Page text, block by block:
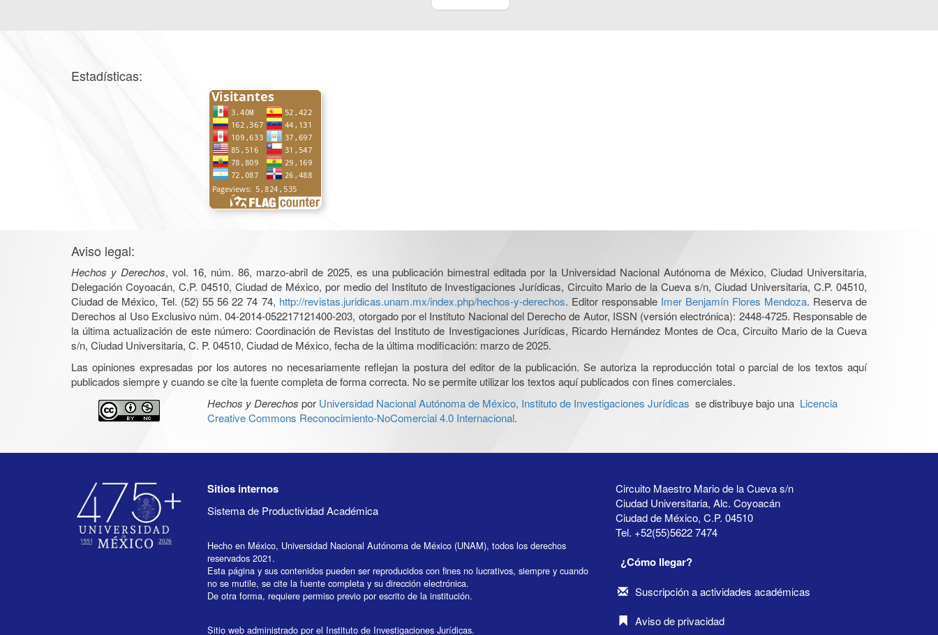
Estadísticas:
Aviso legal:
Hechos y Derechos, vol. 16, núm. 86, marzo-abril de 2025, es una publicación bimestral editada por la Universidad Nacional Autónoma de México, Ciudad Universitaria,
Delegación Coyoacán, C.P. 04510, Ciudad de México, por medio del Instituto de Investigaciones Jurídicas, Circuito Mario de la Cueva s/n, Ciudad Universitaria, C.P. 04510,
Ciudad de México, Tel. (52) 55 56 22 74 74, http://revistas.juridicas.unam.mx/index.php/hechos-y-derechos. Editor responsable Imer Benjamín Flores Mendoza. Reserva de
Derechos al Uso Exclusivo núm. 04-2014-052217121400-203, otorgado por el Instituto Nacional del Derecho de Autor, ISSN (versión electrónica): 2448-4725. Responsable de
la última actualización de este número: Coordinación de Revistas del Instituto de Investigaciones Jurídicas, Ricardo Hernández Montes de Oca, Circuito Mario de la Cueva
s/n, Ciudad Universitaria, C. P. 04510, Ciudad de México, fecha de la última modificación: marzo de 2025.
Las opiniones expresadas por los autores no necesariamente reflejan la postura del editor de la publicación. Se autoriza la reproducción total o parcial de los textos aquí
publicados siempre y cuando se cite la fuente completa de forma correcta. No se permite utilizar los textos aquí publicados con fines comerciales.
Hechos y Derechos por Universidad Nacional Autónoma de México, Instituto de Investigaciones Jurídicas se distribuye bajo una Licencia
Creative Commons Reconocimiento-NoComercial 4.0 Internacional.
Sitios internos
Sistema de Productividad Académica
Hecho en México, Universidad Nacional Autónoma de México (UNAM), todos los derechos
reservados 2021.
Esta página y sus contenidos pueden ser reproducidos con fines no lucrativos, siempre y cuando
no se mutile, se cite la fuente completa y su dirección electrónica.
De otra forma, requiere permiso previo por escrito de la institución.
Sitio web administrado por el Instituto de Investigaciones Jurídicas.
Circuito Maestro Mario de la Cueva s/n
Ciudad Universitaria, Alc. Coyoacán
Ciudad de México, C.P. 04510
Tel. +52(55)5622 7474
¿Cómo llegar?
Suscripción a actividades académicas
Aviso de privacidad